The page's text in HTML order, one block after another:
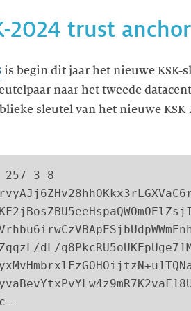
2024 trust anchor
is begin dit jaar het nieuwe KSK-
naar het tweede
sleutel van het nieuwe
257 3 8
dL/